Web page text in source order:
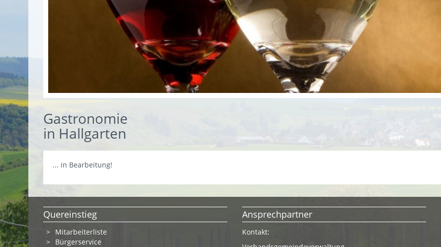
Gastronomie
in Hallgarten
... in Bearbeitung!
Quereinstieg
Mitarbeiterliste
Bürgerservice
Ansprechpartner
Kontakt: